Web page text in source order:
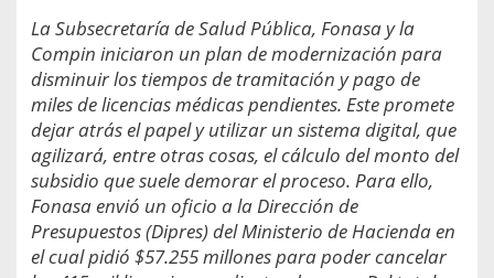
La Subsecretaría de Salud Pública, Fonasa y la
Compin iniciaron un plan de modernización para
disminuir los tiempos de tramitación y pago de
miles de licencias médicas pendientes. Este promete
dejar atrás el papel y utilizar un sistema digital, que
agilizará, entre otras cosas, el cálculo del monto del
subsidio que suele demorar el proceso. Para ello,
Fonasa envió un oficio a la Dirección de
Presupuestos (Dipres) del Ministerio de Hacienda en
el cual pidió $57.255 millones para poder cancelar